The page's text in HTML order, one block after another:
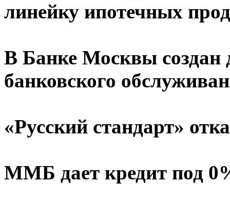
линейку ипотечных
В Банке Москвы создан
банковского
«Русский стандарт»
ММБ дает кредит под